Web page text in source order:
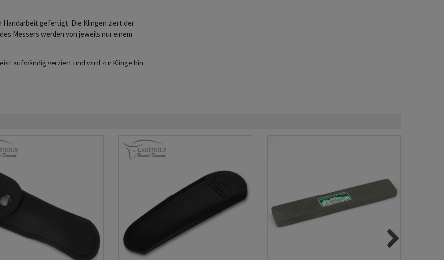
Handarbeit gefertigt. Die Klingen ziert der
Messers werden von jeweils nur einem
aufwändig verziert und wird zur Klinge hin